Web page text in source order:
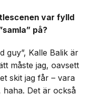
var fylld
på?
guy”, Kalle Balik är
måste jag, oavsett
skit jag får – vara
haha. Det är också